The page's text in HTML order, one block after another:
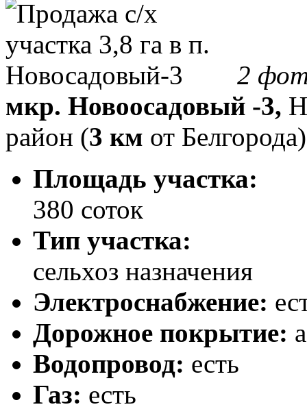
2
мкр. Новоосадовый -3,
район (3 км от Белгорода)
Площадь участка:
380 соток
Тип участка:
сельхоз назначения
Электроснабжение:
Дорожное покрытие:
Водопровод: есть
Газ: есть